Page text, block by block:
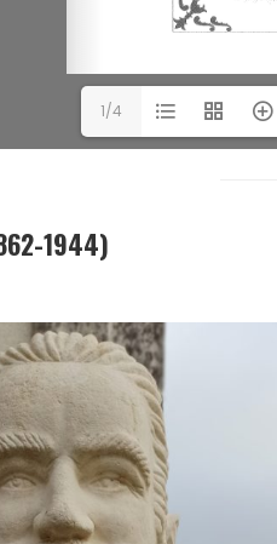
1/4
1944)